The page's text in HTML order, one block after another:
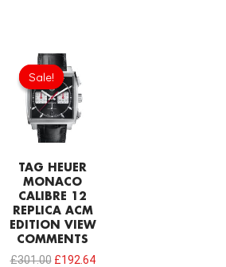
Sale!
Sale!
TAG HEUER
MONACO
CALIBRE 12
REPLICA ACM
EDITION VIEW
COMMENTS
£301.00
Original
price
was:
£301.00.
£192.64